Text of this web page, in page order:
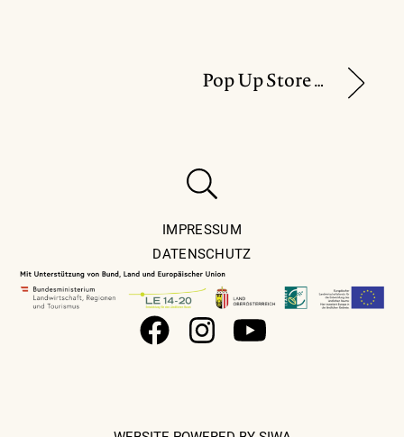
Pop Up Store von „Zeitlos Design“
IMPRESSUM
DATENSCHUTZ